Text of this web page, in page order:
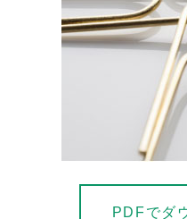
PDFでダ